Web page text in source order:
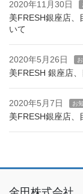
2020年11月30日
美FRESH銀座店、
いて
2020年5月26日
美FRESH 銀座店
2020年5月7日 お
美FRESH銀座店